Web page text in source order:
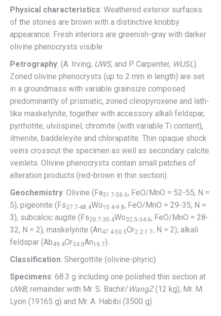
Physical characteristics: Weathered exterior surfaces
of the stones are brown with a distinctive knobby
appearance. Fresh interiors are greenish-gray with darker
olivine phenocrysts visible.
Petrography: (A. Irving, UWS, and P. Carpenter, WUSL)
Zoned olivine phenocrysts (up to 2 mm in length) are set
in a groundmass with variable grainsize composed
predominantly of prismatic, zoned clinopyroxene and lath-
like maskelynite, together with accessory alkali feldspar,
pyrrhotite, ulvöspinel, chromite (with variable Ti content),
ilmenite, baddeleyite and chlorapatite. Thin opaque shock
veins crosscut the specimen as well as secondary calcite
veinlets. Olivine phenocrysts contain small patches of
alteration products (red-brown in thin section).
Geochemistry: Olivine (Fa31.7-56.6, FeO/MnO = 52-55, N =
5), pigeonite (Fs27.7-48.4Wo10.4-9.8, FeO/MnO = 29-35, N =
3), subcalcic augite (Fs20.7-30.4Wo32.5-34.6, FeO/MnO = 28-
32, N = 2), maskelynite (An47.4-50.5Or2.2-1.7, N = 2), alkali
feldspar (Ab49.4Or34.0An16.7).
Classification: Shergottite (olivine-phyric).
Specimens: 68.3 g including one polished thin section at
UWB; remainder with Mr. S. Bachir/ WangZ(12 kg), Mr. M.
Lyon (19165 g) and Mr. A. Habibi (3500 g).